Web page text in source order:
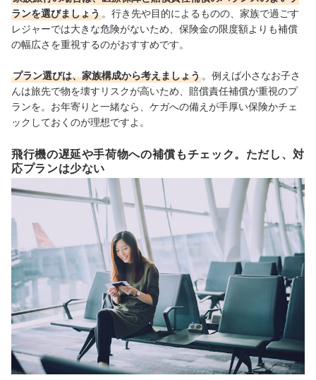
ランを選びましょう。行き先や目的によるものの、家族で過ごす
レジャーでは大きな危険がないため、保険金の限度額よりも補償
の幅広さを重視するのがおすすめです。
プラン選びは、家族構成から考えましょう。例えば小さなお子さ
んは旅先で物を壊すリスクが高いため、賠償責任補償が重視のプ
ランを。お年寄りと一緒なら、ケガへの備えが手厚い保険かチェ
ックしておくのが理想ですよ。
飛行機の遅延や手荷物への補償もチェック。ただし、対
応プランは少ない